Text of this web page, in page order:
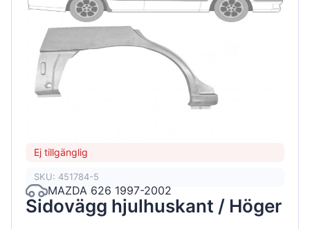
Ej tillgänglig
SKU: 451784-5
MAZDA 626 1997-2002
Sidovägg hjulhuskant / Höger